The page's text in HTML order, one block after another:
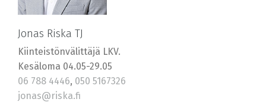
Jonas Riska TJ
Kiinteistönvälittäjä LKV.
Kesäloma 04.05-29.05
06 788 4446, 050 5167326
jonas@riska.fi